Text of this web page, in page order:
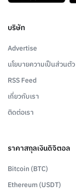
บริษัท
Advertise
นโยบายความเป็นส่วนตัว
RSS Feed
เกี่ยวกับเรา
ติดต่อเรา
ราคาสกุลเงินดิจิตอล
Bitcoin (BTC)
Ethereum (USDT)